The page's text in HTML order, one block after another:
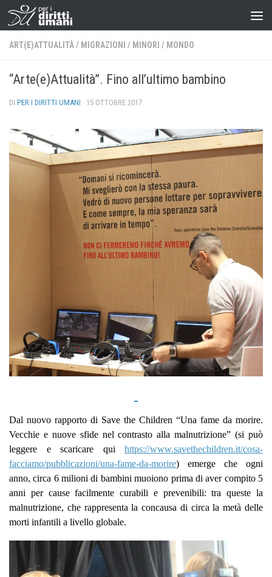
ART(E)ATTUALITÀ/ MIGRAZIONI / MINORI / MONDO
“Arte(e)Attualità”. Fino all’ultimo bambino
DI PER I DIRITTI UMANI · 15 OTTOBRE 2017
Dal nuovo rapporto di Save the Children “Una fame da morire.
Vecchie e nuove sfide nel contrasto alla malnutrizione” (si può
leggere e scaricare qui https://www.savethechildren.it/cosa-
facciamo/pubblicazioni/una-fame-da-morire) emerge che ogni
anno, circa 6 milioni di bambini muoiono prima di aver compito 5
anni per cause facilmente curabili e prevenibili: tra queste la
malnutrizione, che rappresenta la concausa di circa la metà delle
morti infantili a livello globale.